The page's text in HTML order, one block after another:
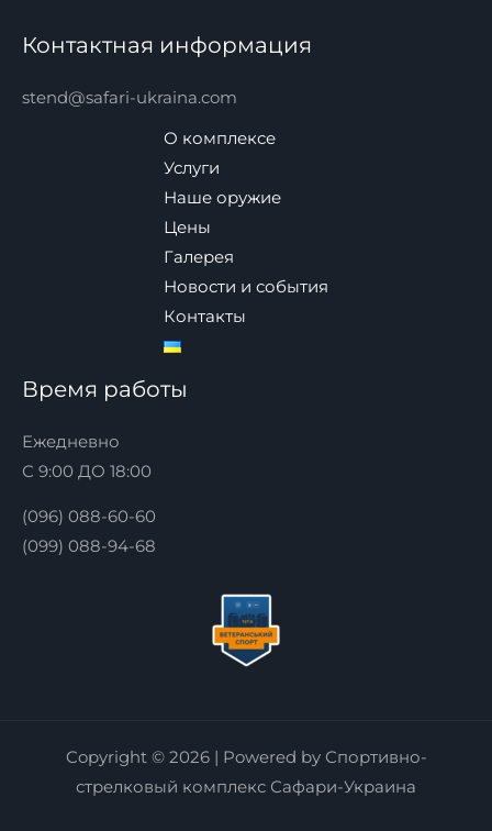
Контактная информация
stend@safari-ukraina.com
О комплексе
Услуги
Наше оружие
Цены
Галерея
Новости и события
Контакты
Время работы
Ежедневно
С 9:00 ДО 18:00
(096) 088-60-60
(099) 088-94-68
Copyright © 2026 | Powered by Спортивно-
стрелковый комплекс Сафари-Украина